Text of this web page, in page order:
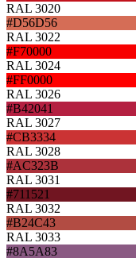
RAL 3020
#D56D56
RAL 3022
#F70000
RAL 3024
#FF0000
RAL 3026
#B42041
RAL 3027
#CB3334
RAL 3028
#AC323B
RAL 3031
#711521
RAL 3032
#B24C43
RAL 3033
#8A5A83